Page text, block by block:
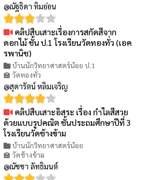
@ณัฐธิดา ทิมอ่อน
คลิปสืบเสาะเรื่องการสกัดสีจาก
ดอกไม้ ชั้น ป.1 โรงเรียนวัดทองทั่ว (เอค
รพานิช)
บ้านนักวิทยาศาสตร์น้อย ป.1
🏫 วัดทองทั่ว
@สุดารัตน์ หลิมเจริญ
คลิปสืบเสาะอิสระ เรื่อง กำไลสีสวย
ด้วยแบบรูปคณิต ชั้นประถมศึกษาปีที่ 3
โรงเรียนวัดช้างข้าม
บ้านนักวิทยาศาสตร์น้อย
🏫 วัดช้างข้าม
@ณัชชา ลัทธิมนต์